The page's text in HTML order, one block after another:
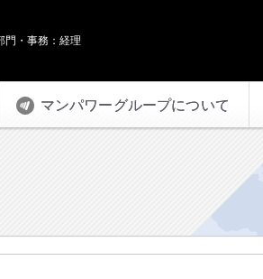
門・事務：経理
マンパワーグループについて